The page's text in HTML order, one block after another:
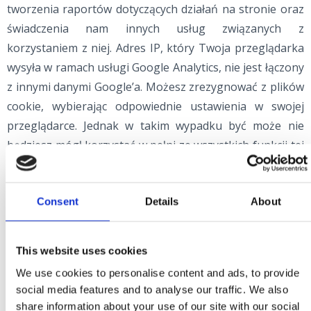
Consent Details About
This website uses cookies
We use cookies to personalise content and ads, to provide
social media features and to analyse our traffic. We also
share information about your use of our site with our social
tworzenia raportów dotyczących działań na stronie oraz
świadczenia nam innych usług związanych z
korzystaniem z niej. Adres IP, który Twoja przeglądarka
wysyła w ramach usługi Google Analytics, nie jest łączony
z innymi danymi Google’a. Możesz zrezygnować z plików
cookie, wybierając odpowiednie ustawienia w swojej
przeglądarce. Jednak w takim wypadku być może nie
będziesz mógł korzystać w pełni ze wszystkich funkcji tej
strony. Możesz również odmówić Google’owi prawa
związku z Twoim korzystaniem ze strony internetowej
(w tym Twojego adresu IP). Możesz również odmówić
następującym linkiem:
http://tools.google.com/dlpage/gaoptout?hl=en.